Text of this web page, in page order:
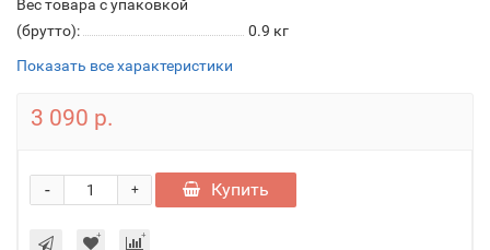
Вес товара с упаковкой
(брутто):
0.9 кг
Показать все характеристики
3 090 р.
+
- Купить